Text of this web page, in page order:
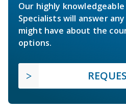
Our highly
Specialists will answer
might have about the
options.